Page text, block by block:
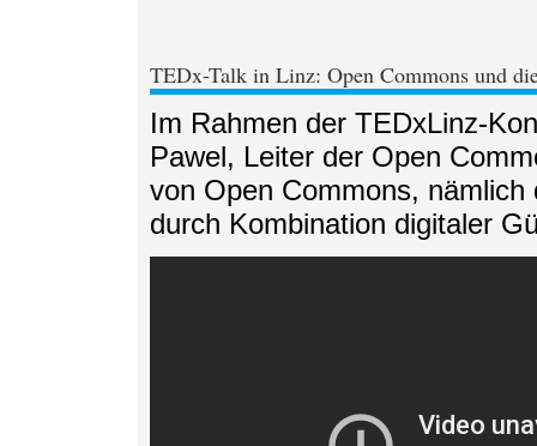
TEDx-Talk in Linz: Open Commons und
Im Rahmen der TEDxLinz-
Pawel, Leiter der Open
von Open Commons,
durch Kombination digitaler